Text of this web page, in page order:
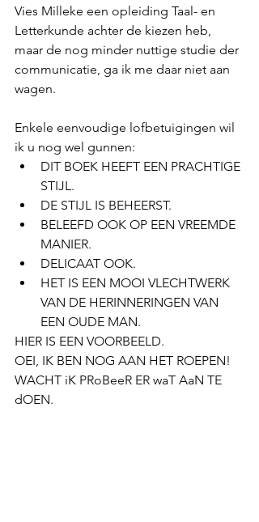
Vies Milleke een opleiding Taal- en
Letterkunde achter de kiezen heb,
maar de nog minder nuttige studie der
communicatie, ga ik me daar niet aan
wagen.
Enkele eenvoudige lofbetuigingen wil
ik u nog wel gunnen:
DIT BOEK HEEFT EEN PRACHTIGE
STIJL.
DE STIJL IS BEHEERST.
BELEEFD OOK OP EEN VREEMDE
MANIER.
DELICAAT OOK.
HET IS EEN MOOI VLECHTWERK
VAN DE HERINNERINGEN VAN
EEN OUDE MAN.
HIER IS EEN VOORBEELD.
OEI, IK BEN NOG AAN HET ROEPEN!
WACHT iK PRoBeeR ER waT AaN TE
dOEN.